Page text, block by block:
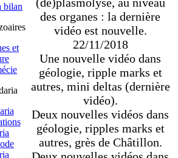
bilan
et
des organes : la dernière
vidéo est nouvelle.
22/11/2018
Une nouvelle vidéo dans
géologie, ripple marks et
autres, mini deltas (dernière
vidéo).
Deux nouvelles vidéos dans
géologie, ripples marks et
autres, grès de Châtillon.